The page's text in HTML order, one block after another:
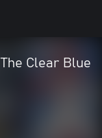
The Clear Blue